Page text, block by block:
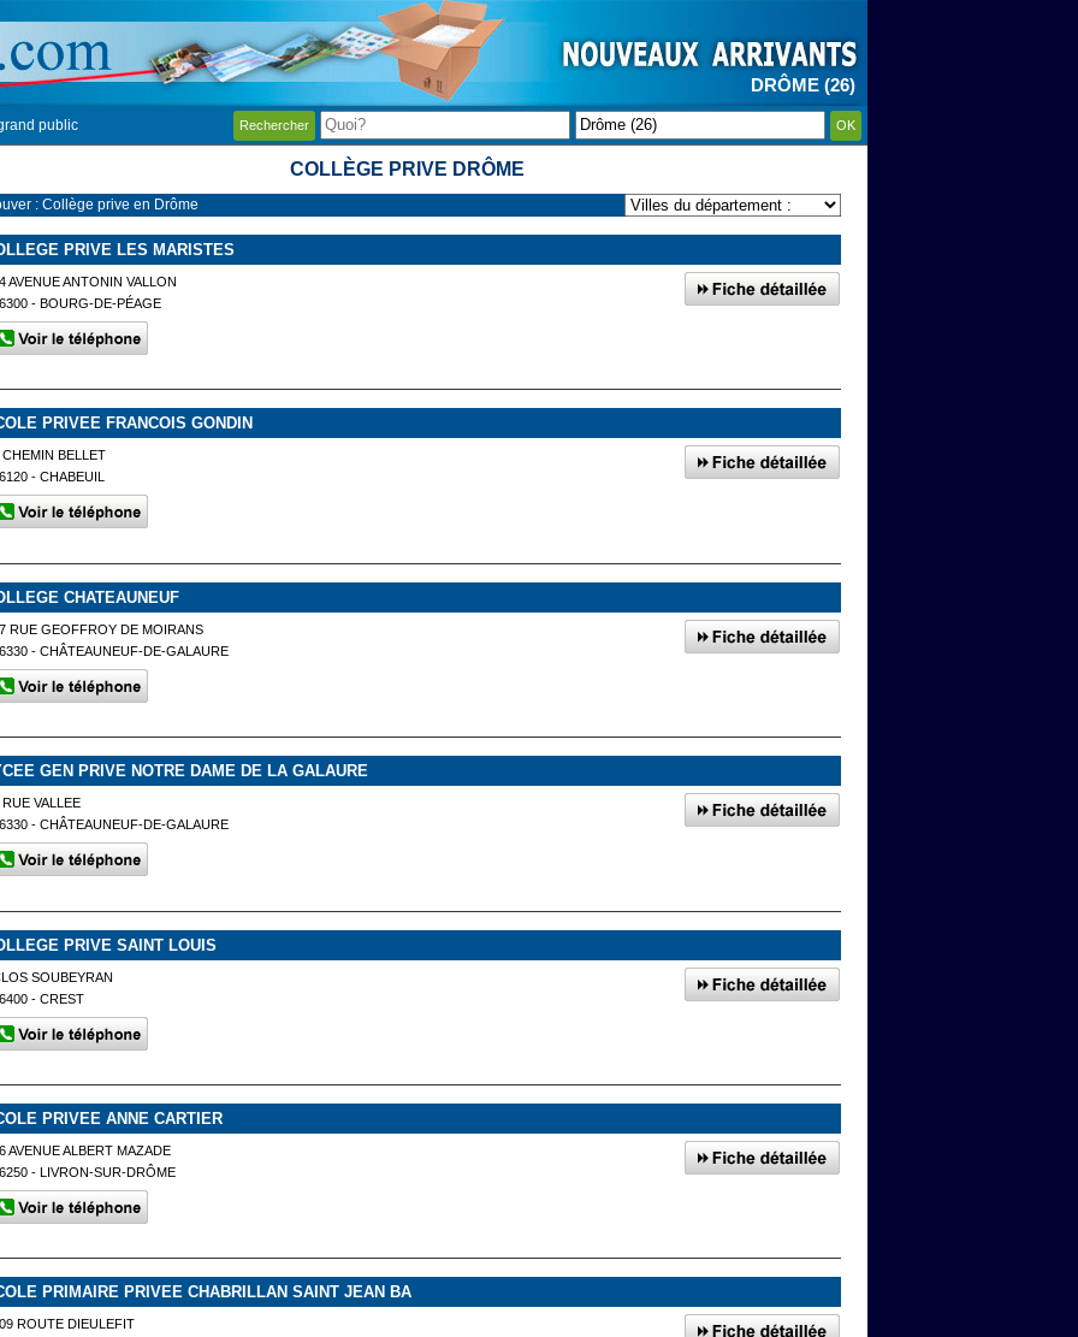
DRÔME (26)
public Rechercher OK
COLLÈGE PRIVE DRÔME
: Collège prive en Drôme
PRIVE LES MARISTES
AVENUE ANTONIN VALLON
- BOURG-DE-PÉAGE
PRIVEE FRANCOIS GONDIN
CHEMIN BELLET
- CHABEUIL
CHATEAUNEUF
RUE GEOFFROY DE MOIRANS
- CHÂTEAUNEUF-DE-GALAURE
GEN PRIVE NOTRE DAME DE LA GALAURE
RUE VALLEE
- CHÂTEAUNEUF-DE-GALAURE
PRIVE SAINT LOUIS
SOUBEYRAN
- CREST
PRIVEE ANNE CARTIER
AVENUE ALBERT MAZADE
- LIVRON-SUR-DRÔME
PRIMAIRE PRIVEE CHABRILLAN SAINT JEAN BA
ROUTE DIEULEFIT